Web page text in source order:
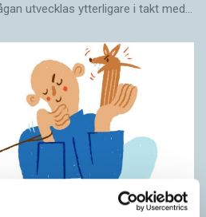
utvecklas ytterligare i takt med…